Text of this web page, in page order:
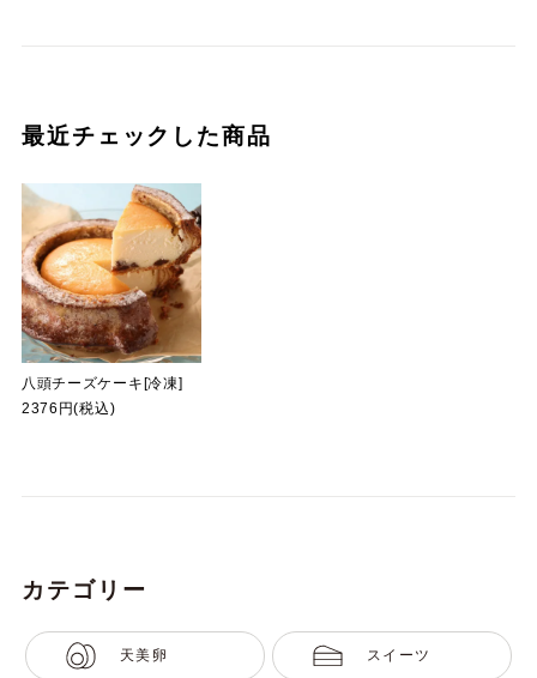
最近チェックした商品
八頭チーズケーキ[冷凍]
2376円(税込)
カテゴリー
天美卵 スイーツ